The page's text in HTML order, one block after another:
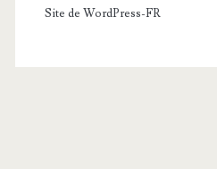
Site de WordPress-FR